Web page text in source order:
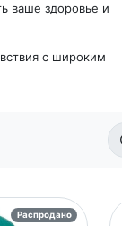
ваше здоровье и
с широким
Распродано